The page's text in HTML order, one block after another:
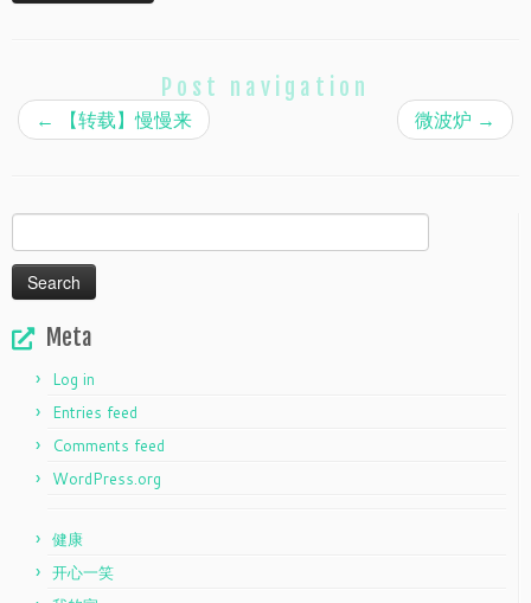
Post navigation
← 【转载】慢慢来 微波炉 →
for:
Meta
Log in
Entries feed
Comments feed
WordPress.org
健康
开心一笑